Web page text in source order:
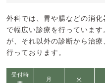
外科では、胃や腸などの消
で幅広い診療を行っていま
が、それ以外の診断から治
行っております。
受付時
月 火